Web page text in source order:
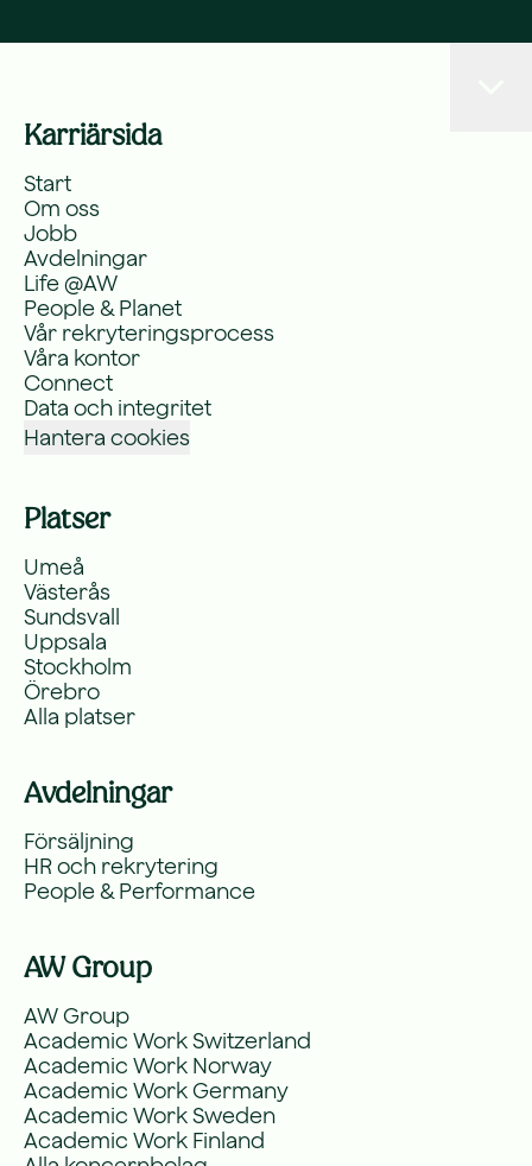
Karriärsida
Start
Om oss
Jobb
Avdelningar
Life @AW
People & Planet
Vår rekryteringsprocess
Våra kontor
Connect
Data och integritet
Hantera cookies
Platser
Umeå
Västerås
Sundsvall
Uppsala
Stockholm
Örebro
Alla platser
Avdelningar
Försäljning
HR och rekrytering
People & Performance
AW Group
AW Group
Academic Work Switzerland
Academic Work Norway
Academic Work Germany
Academic Work Sweden
Academic Work Finland